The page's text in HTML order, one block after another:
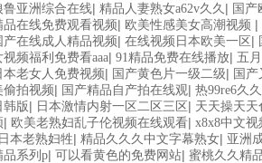
鲁亚洲综合在线| 精品人妻熟女a62v久久 | 国产
品在线免费观看视频| 欧美性感美女高潮视频 |
产在线成人精品视频| 在线视频日本欧美一区 |
视频福利免费看aaa| 91精品免费在线播放| 五
本老女人免费视频| 国产黄色片一级二级| 国
偷拍视频| 国产精品自产拍在线观| 热99re6久
版 | 日本激情内射一区二区三区 | 天天操天
| 欧美老熟妇乱子伦视频在线观看| x8x8中文视
本老熟妇牲| 精品久久久中文字幕熟女| 亚洲
品系列p| 可以看黄色的免费网站| 蜜桃久久精